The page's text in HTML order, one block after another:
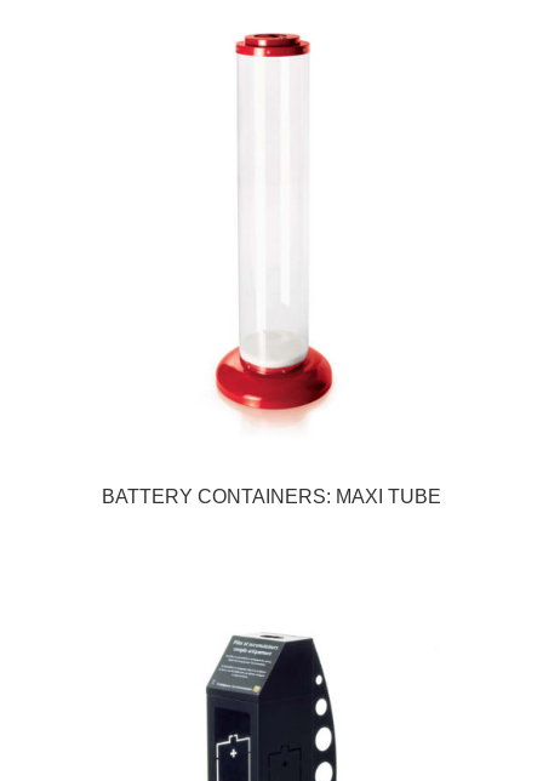
BATTERY CONTAINERS: MAXI TUBE